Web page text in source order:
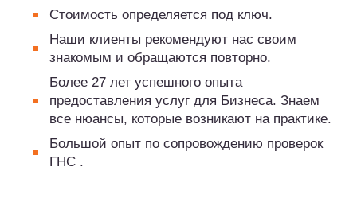
Стоимость определяется под ключ.
Наши клиенты рекомендуют нас своим
знакомым и обращаются повторно.
Более 27 лет успешного опыта
предоставления услуг для Бизнеса. Знаем
все нюансы, которые возникают на практике.
Большой опыт по сопровождению проверок
ГНС .